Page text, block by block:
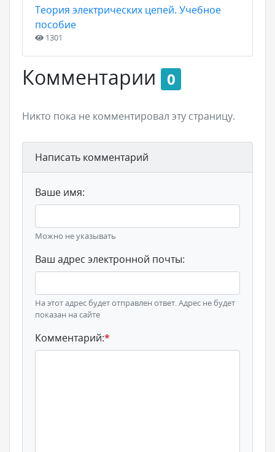
Теория электрических цепей. Учебное
пособие
1301
Комментарии 0
Никто пока не комментировал эту страницу.
Написать комментарий
Ваше имя:
Можно не указывать
Ваш адрес электронной почты:
На этот адрес будет отправлен ответ. Адрес не будет
показан на сайте
Комментарий:*